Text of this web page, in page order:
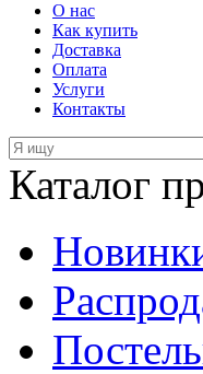
О нас
Как купить
Доставка
Оплата
Услуги
Контакты
Каталог